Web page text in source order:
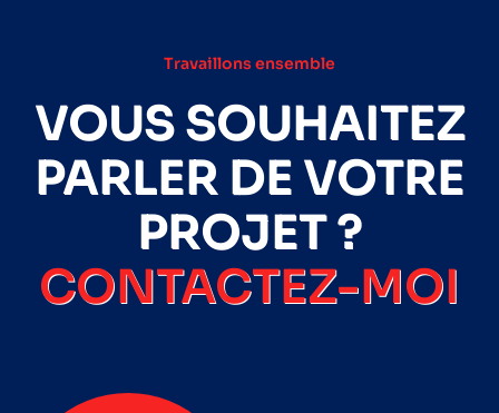
Travaillons ensemble
VOUS SOUHAITEZ
PARLER DE VOTRE
PROJET ?
CONTACTEZ-MOI